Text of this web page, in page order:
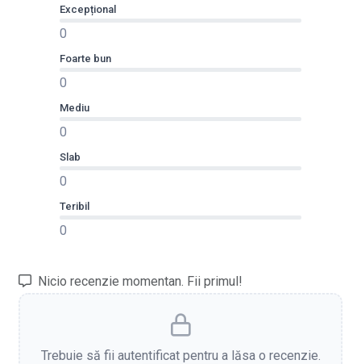
Excepțional
0
Foarte bun
0
Mediu
0
Slab
0
Teribil
0
Nicio recenzie momentan. Fii primul!
Trebuie să fii autentificat pentru a lăsa o recenzie.